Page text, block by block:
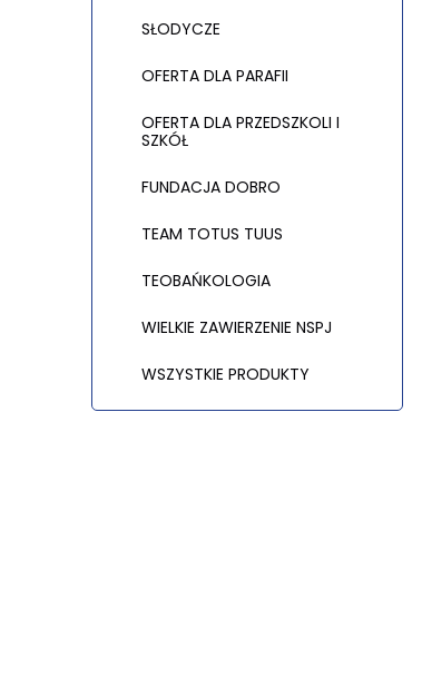
SŁODYCZE
OFERTA DLA PARAFII
OFERTA DLA PRZEDSZKOLI I
SZKÓŁ
FUNDACJA DOBRO
TEAM TOTUS TUUS
TEOBAŃKOLOGIA
WIELKIE ZAWIERZENIE NSPJ
WSZYSTKIE PRODUKTY